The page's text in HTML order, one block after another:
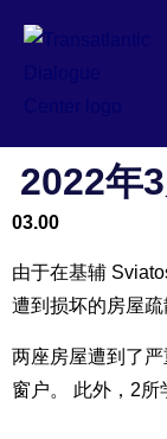
2022年
03.00
由于在基辅
遭到损坏的房屋疏
两座房屋遭到了
窗户。 此外，2所